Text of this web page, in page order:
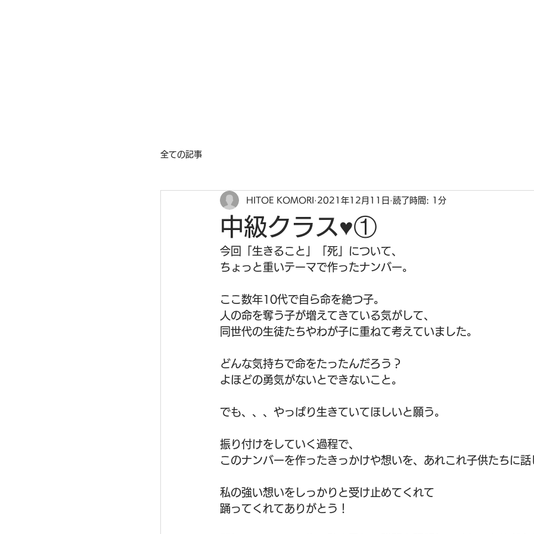
全ての記事
中級クラス♥①
HITOE KOMORI 2021年12月11日 読了時間: 1分
今回「生きること」「死」について、
ちょっと重いテーマで作ったナンバー。
ここ数年10代で自ら命を絶つ子。
人の命を奪う子が増えてきている気がして、
同世代の生徒たちやわが子に重ねて考えていました。
どんな気持ちで命をたったんだろう？
よほどの勇気がないとできないこと。
でも、、、やっぱり生きていてほしいと願う。
振り付けをしていく過程で、
このナンバーを作ったきっかけや想いを、あれこれ子供たちに話
私の強い想いをしっかりと受け止めてくれて
踊ってくれてありがとう！